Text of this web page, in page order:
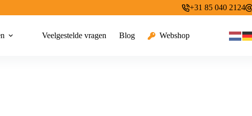
+31 85 040 2124
Veelgestelde vragen Blog Webshop